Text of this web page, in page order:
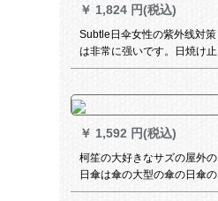
￥ 1,824 円(税込)
Subtle日伞女性の紫外线対策
は非常に强いです。日焼け止
めの强い日焼け止めです。
￥ 1,592 円(税込)
柯笙の大好きなサズの屋外の
日傘は傘の大型の傘の日傘の
露店を広げます。